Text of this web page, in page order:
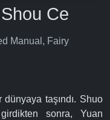
Ce
Manual, Fairy
taşındı. Shuo
sonra, Yuan